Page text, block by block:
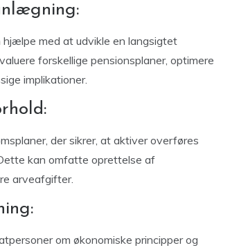
med at udvikle en langsigtet
forskellige pensionsplaner, optimere
implikationer.
der sikrer, at aktiver overføres
kan omfatte oprettelse af
arveafgifter.
om økonomiske principper og